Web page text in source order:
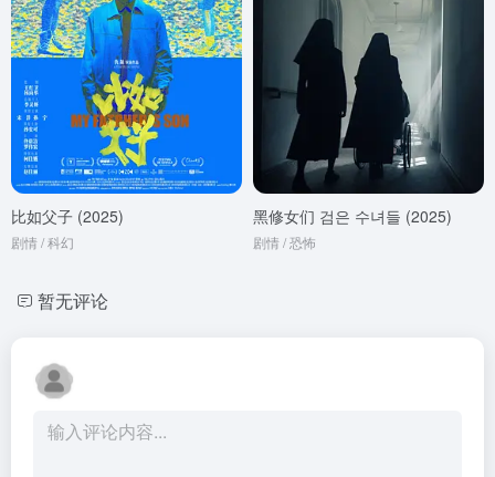
比如父子 (2025)
剧情 / 科幻
黑修女们 검은 수녀들 (2025)
剧情 / 恐怖
暂无评论